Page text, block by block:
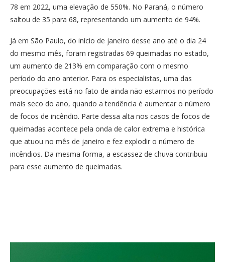
78 em 2022, uma elevação de 550%. No Paraná, o número
saltou de 35 para 68, representando um aumento de 94%.
Já em São Paulo, do início de janeiro desse ano até o dia 24
do mesmo mês, foram registradas 69 queimadas no estado,
um aumento de 213% em comparação com o mesmo
período do ano anterior. Para os especialistas, uma das
preocupações está no fato de ainda não estarmos no período
mais seco do ano, quando a tendência é aumentar o número
de focos de incêndio. Parte dessa alta nos casos de focos de
queimadas acontece pela onda de calor extrema e histórica
que atuou no mês de janeiro e fez explodir o número de
incêndios. Da mesma forma, a escassez de chuva contribuiu
para esse aumento de queimadas.